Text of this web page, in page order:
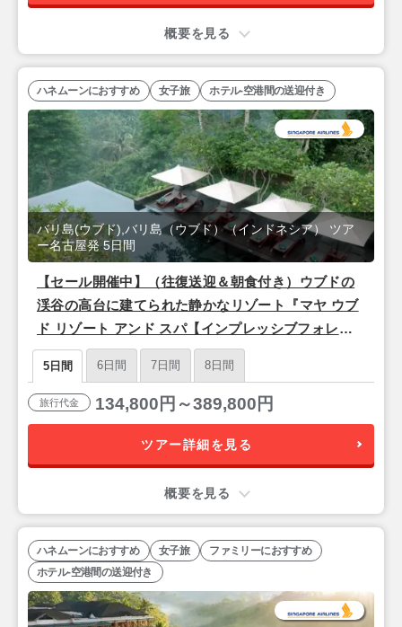
概要を見る
【セール開催中】（往復送迎＆朝食付き）ウブドの
渓谷の高台に建てられた静かなリゾート『マヤ ウブ
ド リゾート アンド スパ【インプレッシブフォレス
トスイート】』バリ島5日間＜シンガポール航空/名
古屋発＞
バリ島(ウブド),バリ島（ウブド）（インドネシア） ツア
ー名古屋発 5日間
ハネムーンにおすすめ 女子旅 ホテル-空港間の送迎付き
5日間 6日間 7日間 8日間
旅行代金 134,800円～389,800円
ツアー詳細を見る
概要を見る
ハネムーンにおすすめ 女子旅
ファミリーにおすすめ
ホテル-空港間の送迎付き